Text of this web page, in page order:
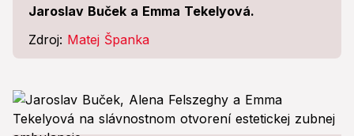
Jaroslav Buček a Emma Tekelyová.
Zdroj: Matej Španka